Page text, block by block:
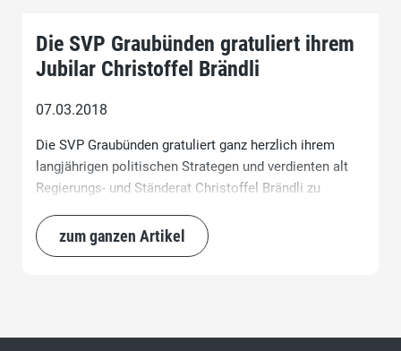
Die SVP Graubünden gratuliert ihrem
Jubilar Christoffel Brändli
07.03.2018
Die SVP Graubünden gratuliert ganz herzlich ihrem
langjährigen politischen Strategen und verdienten alt
Regierungs- und Ständerat Christoffel Brändli zu
März 2018, feiern konnte.
zum ganzen Artikel